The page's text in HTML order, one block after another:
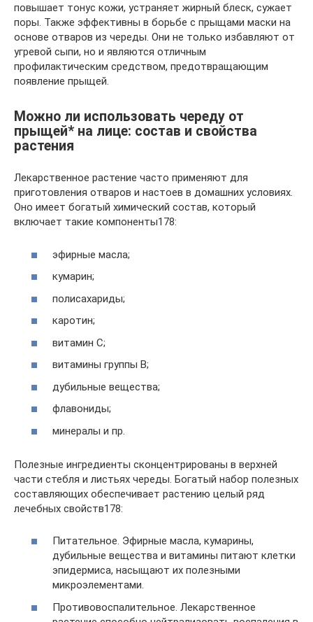
повышает тонус кожи, устраняет жирный блеск, сужает
поры. Также эффективны в борьбе с прыщами маски на
основе отваров из череды. Они не только избавляют от
угревой сыпи, но и являются отличным
профилактическим средством, предотвращающим
появление прыщей.
Можно ли использовать череду от
прыщей* на лице: состав и свойства
растения
Лекарственное растение часто применяют для
приготовления отваров и настоев в домашних условиях.
Оно имеет богатый химический состав, который
включает такие компоненты178:
эфирные масла;
кумарин;
полисахариды;
каротин;
витамин С;
витамины группы В;
дубильные вещества;
флавониды;
минералы и пр.
Полезные ингредиенты сконцентрированы в верхней
части стебля и листьях череды. Богатый набор полезных
составляющих обеспечивает растению целый ряд
лечебных свойств178:
Питательное. Эфирные масла, кумарины,
дубильные вещества и витамины питают клетки
эпидермиса, насыщают их полезными
микроэлементами.
Противовоспалительное. Лекарственное